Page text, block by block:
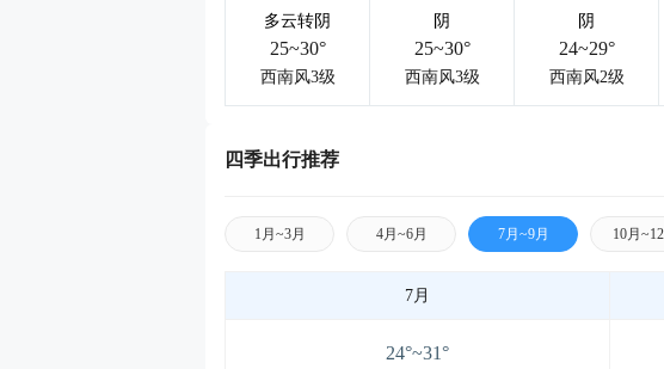
多云转阴
25~30°
西南风3级
阴
25~30°
西南风3级
阴
24~29°
西南风2级
四季出行推荐
1月~3月 4月~6月 7月~9月 10月
7月
24°~31°